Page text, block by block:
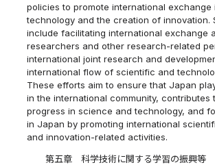
policies to promote international exchange
technology and the creation of innovation.
include facilitating international exchange
researchers and other research-related
international joint research and
international flow of scientific and
These efforts aim to ensure that Japan
in the international community, contributes
progress in science and technology, and
in Japan by promoting international
and innovation-related activities.
第五章 科学技術に関する学習の振興等